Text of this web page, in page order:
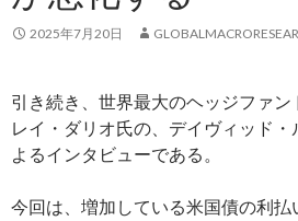
2025年7月20日
引き続き、世界最大のヘッジファ
レイ・ダリオ氏の、デイヴィッド
よるインタビューである。
今回は、増加している米国債の利払